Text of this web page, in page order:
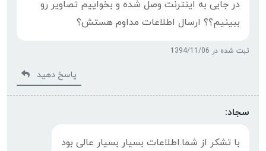
در جایی به اینترنت وصل شده و بخواییم تصاویر رو
ببینیم؟؟ ارسال اطلاعات مداوم هستش؟
ثبت شده در 1394/11/06
پاسخ دهید
سجاد:
با تشکر از شما.اطلاعات بسیار بسیار عالی بود